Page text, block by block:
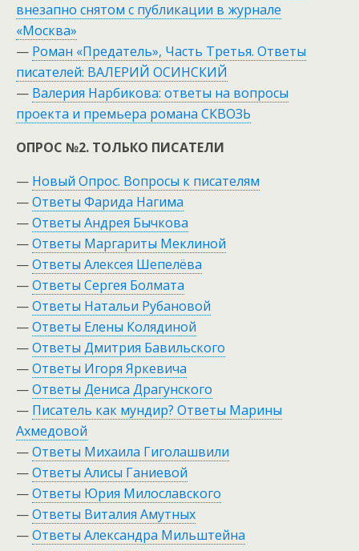
внезапно снятом с публикации в журнале
«Москва»
— Роман «Предатель», Часть Третья. Ответы
писателей: ВАЛЕРИЙ ОСИНСКИЙ
— Валерия Нарбикова: ответы на вопросы
проекта и премьера романа СКВОЗЬ
ОПРОС №2. ТОЛЬКО ПИСАТЕЛИ
— Новый Опрос. Вопросы к писателям
—Ответы Фарида Нагима
—Ответы Андрея Бычкова
—Ответы Маргариты Меклиной
—Ответы Алексея Шепелёва
—Ответы Сергея Болмата
—Ответы Натальи Рубановой
—Ответы Елены Колядиной
—Ответы Дмитрия Бавильского
—Ответы Игоря Яркевича
—Ответы Дениса Драгунского
— Писатель как мундир? Ответы Марины
Ахмедовой
—Ответы Михаила Гиголашвили
—Ответы Алисы Ганиевой
—Ответы Юрия Милославского
—Ответы Виталия Амутных
—Ответы Александра Мильштейна